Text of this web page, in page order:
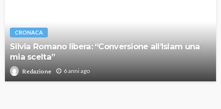
CRONACA
Silvia Romano libera: “Conversione all’Islam una
mia scelta”
Redazione 6 anni ago